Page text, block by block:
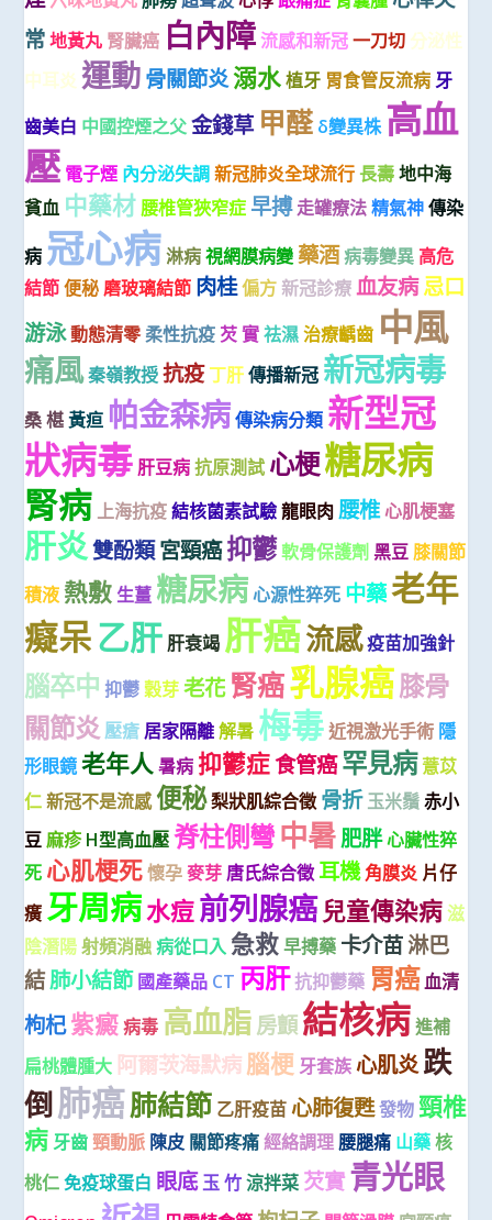
常 地黃丸 腎臟癌 白內障 流感和新冠 一刀切 分泌性
中耳炎 運動骨關節炎溺水 植牙 胃食管反流病 牙
齒美白 中國控煙之父 金錢草 甲醛 δ變異株 高血
壓 電子煙 內分泌失調 新冠肺炎全球流行 長壽 地中海
貧血 中藥材 腰椎管狹窄症 早搏 走罐療法 精氣神 傳染
病 冠心病 淋病 視網膜病變 藥酒病毒變異 高危
結節 便秘 磨玻璃結節 肉桂偏方 新冠診療 血友病忌口
游泳動態清零 柔性抗疫 芡 實 祛濕 治療齲齒 中風
痛風秦嶺教授 抗疫 丁肝 傳播新冠 新冠病毒
桑 椹 黃疸 帕金森病 傳染病分類 新型冠
狀病毒 肝豆病 抗原測試 心梗糖尿病
腎病 上海抗疫 結核菌素試驗 龍眼肉 腰椎心肌梗塞
肝炎雙酚類宮頸癌抑鬱軟骨保護劑 黑豆 膝關節
積液 熱敷 生薑 糖尿病 心源性猝死 中藥老年
癡呆乙肝 肝衰竭 肝癌流感疫苗加強針
腦卒中 抑鬱 穀芽 老花 腎癌乳腺癌膝骨
關節炎 壓瘡 居家隔離 解暑 梅毒 近視激光手術 隱
形眼鏡老年人 暑病 抑鬱症食管癌罕見病 薏苡
仁 新冠不是流感 便秘梨狀肌綜合徵 骨折 玉米鬚 赤小
豆 麻疹 H型高血壓 脊柱側彎中暑肥胖心臟性猝
死 心肌梗死 懷孕 麥芽 唐氏綜合徵 耳機 角膜炎 片仔
癀 牙周病水痘前列腺癌 兒童傳染病 滋
陰潛陽 射頻消融 病從口入 急救 早搏藥 卡介苗淋巴
結肺小結節 國產藥品 CT 丙肝抗抑鬱藥 胃癌血清
枸杞紫癜 病毒 高血脂房顫結核病 進補
扁桃體腫大 阿爾茨海默病腦梗 牙套族 心肌炎跌
倒肺癌肺結節 乙肝疫苗 心肺復甦發物 頸椎
病 牙齒 頸動脈 陳皮 關節疼痛 經絡調理 腰腿痛 山藥 核
桃仁 免疫球蛋白 眼底 玉 竹 涼拌菜 芡實青光眼